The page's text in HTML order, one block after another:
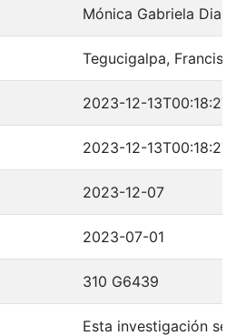
Mónica Gabriela Diaz
Tegucigalpa,
2023-12-
2023-12-
2023-12-07
2023-07-01
310 G6439
Esta investigación se